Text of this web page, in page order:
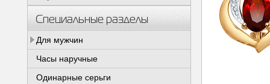
Специальные разделы
Для мужчин
Часы наручные
Одинарные серьги